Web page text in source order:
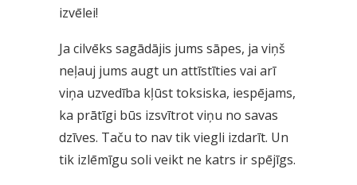
izvēlei!
Ja cilvēks sagādājis jums sāpes, ja viņš
neļauj jums augt un attīstīties vai arī
viņa uzvedība kļūst toksiska, iespējams,
ka prātīgi būs izsvītrot viņu no savas
dzīves. Taču to nav tik viegli izdarīt. Un
tik izlēmīgu soli veikt ne katrs ir spējīgs.